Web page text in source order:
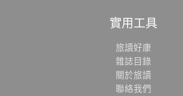
實用工具
旅讀好康
雜誌目錄
關於旅讀
聯絡我們